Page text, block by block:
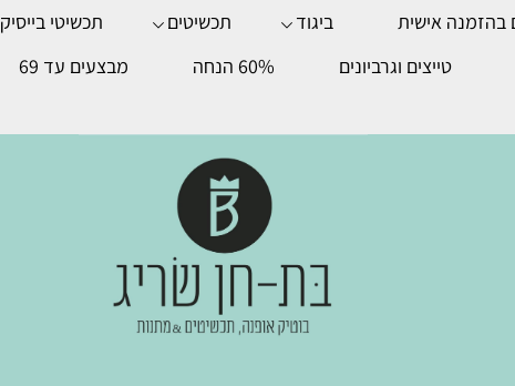
בהזמנה אישית ביגוד תכשיטים תכשיטי בייסיק
טייצים וגרביונים 60% הנחה מבצעים עד 69